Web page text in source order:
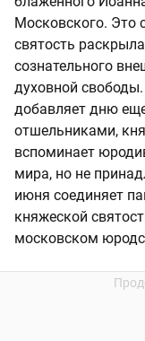
Московского. Это
святость
сознательного
духовной свободы.
добавляет дню
отшельниками,
вспоминает
мира, но не
июня соединяет
княжеской
московском